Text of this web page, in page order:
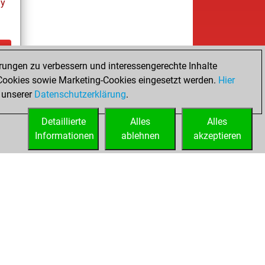
zu verbessern und interessengerechte Inhalte
sowie Marketing-Cookies eingesetzt werden. Hier
Datenschutzerklärung.
Alles
akzeptieren
Alles
ablehnen
Detaillierte
Informationen